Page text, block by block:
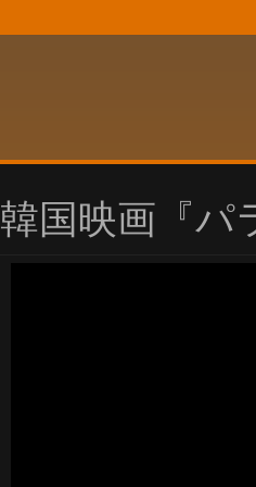
韓国映画『パ